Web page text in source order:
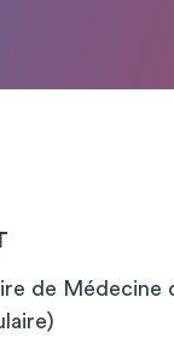
de Médecine